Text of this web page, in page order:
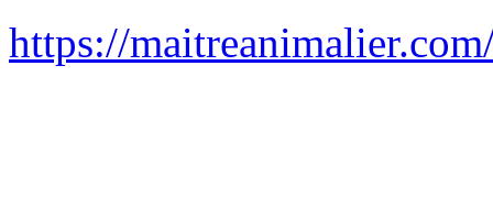
https://